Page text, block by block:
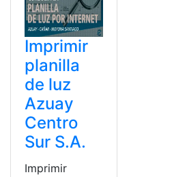
Imprimir
planilla
de luz
Azuay
Centro
Sur S.A.
Imprimir